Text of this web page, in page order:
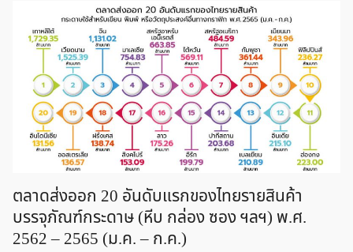
ตลาดส่งออก 20 อันดับแรกของไทยรายสินค้า
บรรจุภัณฑ์กระดาษ (หีบ กล่อง ซอง ฯลฯ) พ.ศ.
2562 – 2565 (ม.ค. – ก.ค.)